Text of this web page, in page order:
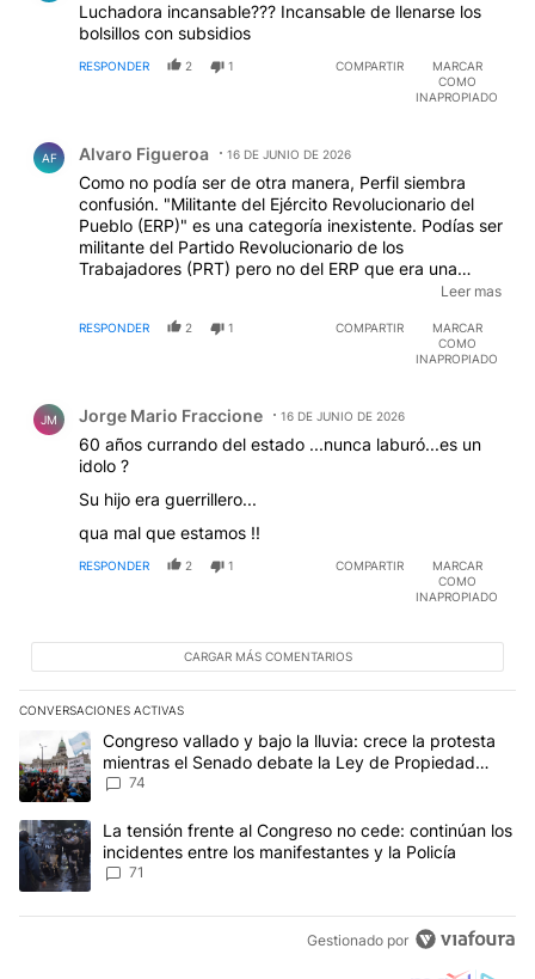
Luchadora incansable??? Incansable de llenarse los
bolsillos con subsidios
RESPONDER 2 1 COMPARTIR
MARCAR
COMO
INAPROPIADO
AF Alvaro Figueroa 16 DE JUNIO DE 2026
Como no podía ser de otra manera, Perfil siembra
confusión. "Militante del Ejército Revolucionario del
Pueblo (ERP)" es una categoría inexistente. Podías ser
militante del Partido Revolucionario de los
Trabajadores (PRT) pero no del ERP que era una
fuerza armada . Si estabas en el ERP en vez de
difícil.
Leer mas
RESPONDER 2 1 COMPARTIR
MARCAR
COMO
INAPROPIADO
JM Jorge Mario Fraccione 16 DE JUNIO DE 2026
60 años currando del estado ...nunca laburó...es un
idolo ?
Su hijo era guerrillero...
qua mal que estamos !!
RESPONDER 2 1 COMPARTIR
MARCAR
COMO
INAPROPIADO
CARGAR MÁS COMENTARIOS
CONVERSACIONES ACTIVAS
Este listado muestra los artículos con más comentarios en los
Un artículo de tendencia con el título "Congreso vallado y bajo
Congreso vallado y bajo la lluvia: crece la protesta
mientras el Senado debate la Ley de Propiedad
Privada
74
Un artículo de tendencia con el título "La tensión frente al
La tensión frente al Congreso no cede: continúan los
incidentes entre los manifestantes y la Policía
71
Gestionado por